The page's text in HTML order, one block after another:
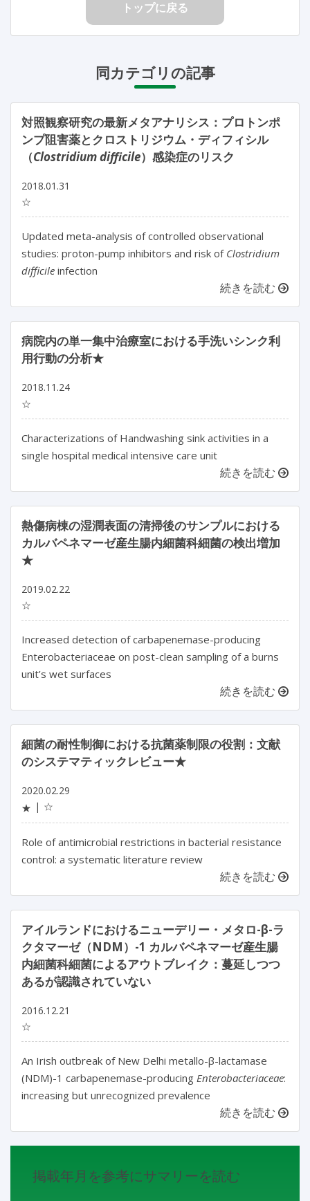
トップに戻る
同カテゴリの記事
対照観察研究の最新メタアナリシス：プロトンポ
ンプ阻害薬とクロストリジウム・ディフィシル
（Clostridium difficile）感染症のリスク
2018.01.31
☆
Updated meta-analysis of controlled observational
studies: proton-pump inhibitors and risk of Clostridium
difficile infection
続きを読む
病院内の単一集中治療室における手洗いシンク利
用行動の分析★
2018.11.24
☆
Characterizations of Handwashing sink activities in a
single hospital medical intensive care unit
続きを読む
熱傷病棟の湿潤表面の清掃後のサンプルにおける
カルバペネマーゼ産生腸内細菌科細菌の検出増加
★
2019.02.22
☆
Increased detection of carbapenemase-producing
Enterobacteriaceae on post-clean sampling of a burns
unit’s wet surfaces
続きを読む
細菌の耐性制御における抗菌薬制限の役割：文献
のシステマティックレビュー★
2020.02.29
★
☆
Role of antimicrobial restrictions in bacterial resistance
control: a systematic literature review
続きを読む
アイルランドにおけるニューデリー・メタロ-β-ラ
クタマーゼ（NDM）-1 カルバペネマーゼ産生腸
内細菌科細菌によるアウトブレイク：蔓延しつつ
あるが認識されていない
2016.12.21
☆
An Irish outbreak of New Delhi metallo-β-lactamase
(NDM)-1 carbapenemase-producing Enterobacteriaceae:
increasing but unrecognized prevalence
続きを読む
掲載年月を参考にサマリーを読む